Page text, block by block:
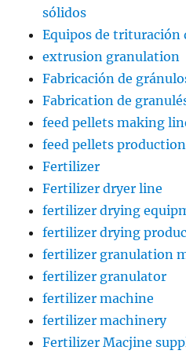
sólidos
Equipos de trituración
extrusion granulation
Fabricación de
Fabrication de
feed pellets making
feed pellets production
Fertilizer
Fertilizer dryer line
fertilizer drying
fertilizer drying
fertilizer granulation
fertilizer granulator
fertilizer machine
fertilizer machinery
Fertilizer Macjine